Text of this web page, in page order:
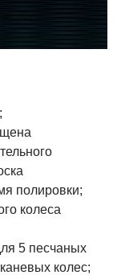
полировки;
колеса
5 песчаных
колес;